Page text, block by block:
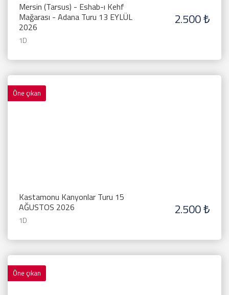
Mersin (Tarsus) - Eshab-ı Kehf
Mağarası - Adana Turu 13 EYLÜL
2026
1D
2.500 ₺
Öne çıkan
Kastamonu Kanyonlar Turu 15
AĞUSTOS 2026
1D
2.500 ₺
Öne çıkan